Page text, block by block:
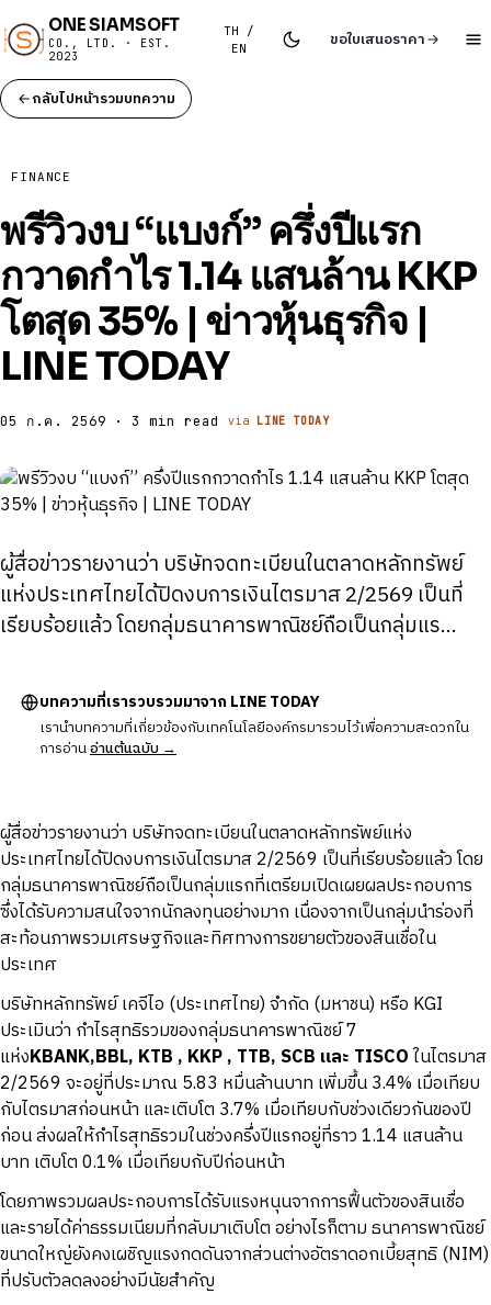
ONE SIAMSOFT
CO., LTD. · EST.
2023
TH /
EN
ขอใบเสนอราคา
กลับไปหน้ารวมบทความ
FINANCE
พรีวิวงบ “แบงก์” ครึ่งปีแรก
กวาดกำไร 1.14 แสนล้าน KKP
โตสุด 35% | ข่าวหุ้นธุรกิจ |
LINE TODAY
05 ก.ค. 2569 · 3 min read via LINE TODAY
ผู้สื่อข่าวรายงานว่า บริษัทจดทะเบียนในตลาดหลักทรัพย์
แห่งประเทศไทยได้ปิดงบการเงินไตรมาส 2/2569 เป็นที่
เรียบร้อยแล้ว โดยกลุ่มธนาคารพาณิชย์ถือเป็นกลุ่มแร...
บทความที่เรารวบรวมมาจาก LINE TODAY
เรานำบทความที่เกี่ยวข้องกับเทคโนโลยีองค์กรมารวมไว้เพื่อความสะดวกใน
การอ่านอ่านต้นฉบับ →
ผู้สื่อข่าวรายงานว่า บริษัทจดทะเบียนในตลาดหลักทรัพย์แห่ง
ประเทศไทยได้ปิดงบการเงินไตรมาส 2/2569 เป็นที่เรียบร้อยแล้ว โดย
กลุ่มธนาคารพาณิชย์ถือเป็นกลุ่มแรกที่เตรียมเปิดเผยผลประกอบการ
ซึ่งได้รับความสนใจจากนักลงทุนอย่างมาก เนื่องจากเป็นกลุ่มนำร่องที่
สะท้อนภาพรวมเศรษฐกิจและทิศทางการขยายตัวของสินเชื่อใน
ประเทศ
บริษัทหลักทรัพย์ เคจีไอ (ประเทศไทย) จำกัด (มหาชน) หรือ KGI
ประเมินว่า กำไรสุทธิรวมของกลุ่มธนาคารพาณิชย์ 7
แห่งKBANK,BBL, KTB , KKP , TTB, SCB และ TISCOในไตรมาส
2/2569 จะอยู่ที่ประมาณ 5.83 หมื่นล้านบาท เพิ่มขึ้น 3.4% เมื่อเทียบ
กับไตรมาสก่อนหน้า และเติบโต 3.7% เมื่อเทียบกับช่วงเดียวกันของปี
ก่อน ส่งผลให้กำไรสุทธิรวมในช่วงครึ่งปีแรกอยู่ที่ราว 1.14 แสนล้าน
บาท เติบโต 0.1% เมื่อเทียบกับปีก่อนหน้า
โดยภาพรวมผลประกอบการได้รับแรงหนุนจากการฟื้นตัวของสินเชื่อ
และรายได้ค่าธรรมเนียมที่กลับมาเติบโต อย่างไรก็ตาม ธนาคารพาณิชย์
ขนาดใหญ่ยังคงเผชิญแรงกดดันจากส่วนต่างอัตราดอกเบี้ยสุทธิ (NIM)
ที่ปรับตัวลดลงอย่างมีนัยสำคัญ